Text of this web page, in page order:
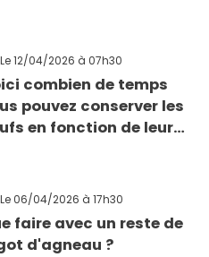
Le 12/04/2026 à 07h30
combien de temps
pouvez conserver les
en fonction de leur
Le 06/04/2026 à 17h30
faire avec un reste de
gigot d'agneau ?